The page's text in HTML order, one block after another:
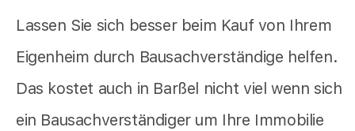
Lassen Sie sich besser beim Kauf von Ihrem
Eigenheim durch Bausachverständige helfen.
Das kostet auch in Barßel nicht viel wenn sich
ein Bausachverständiger um Ihre Immobilie